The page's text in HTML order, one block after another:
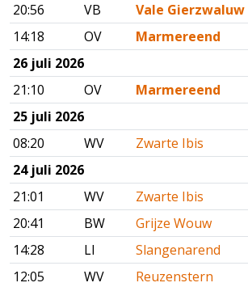
20:56
VB
Vale Gierzwaluw
14:18
OV
Marmereend
26 juli 2026
21:10
OV
Marmereend
25 juli 2026
08:20
WV
Zwarte Ibis
24 juli 2026
21:01
WV
Zwarte Ibis
20:41
BW
Grijze Wouw
14:28
LI
Slangenarend
12:05
WV
Reuzenstern